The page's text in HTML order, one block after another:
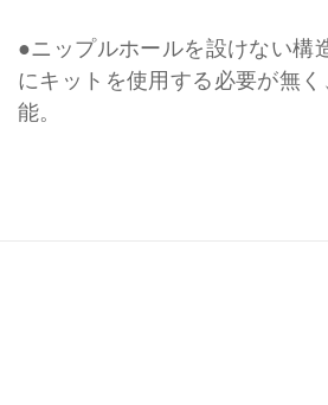
●ニップルホールを設けない構
にキットを使用する必要が無
能。